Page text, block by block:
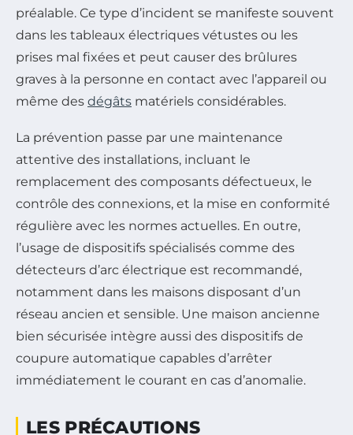
préalable. Ce type d’incident se manifeste souvent
dans les tableaux électriques vétustes ou les
prises mal fixées et peut causer des brûlures
graves à la personne en contact avec l’appareil ou
même des dégâts matériels considérables.
La prévention passe par une maintenance
attentive des installations, incluant le
remplacement des composants défectueux, le
contrôle des connexions, et la mise en conformité
régulière avec les normes actuelles. En outre,
l’usage de dispositifs spécialisés comme des
détecteurs d’arc électrique est recommandé,
notamment dans les maisons disposant d’un
réseau ancien et sensible. Une maison ancienne
bien sécurisée intègre aussi des dispositifs de
coupure automatique capables d’arrêter
immédiatement le courant en cas d’anomalie.
LES PRÉCAUTIONS